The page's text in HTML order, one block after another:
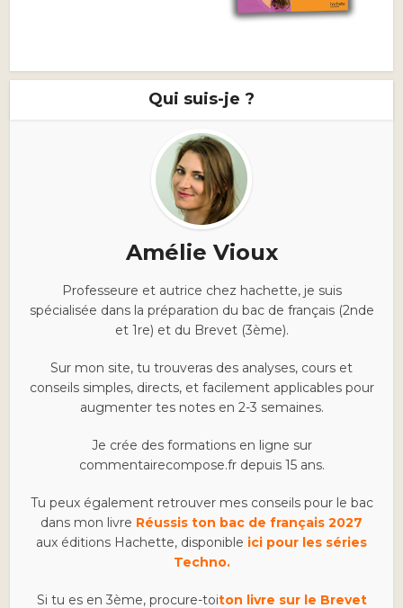
Qui suis-je ?
Amélie Vioux
Professeure et autrice chez hachette, je suis
spécialisée dans la préparation du bac de français (2nde
et 1re) et du Brevet (3ème).
Sur mon site, tu trouveras des analyses, cours et
conseils simples, directs, et facilement applicables pour
augmenter tes notes en 2-3 semaines.
Je crée des formations en ligne sur
commentairecompose.fr depuis 15 ans.
Tu peux également retrouver mes conseils pour le bac
dans mon livre Réussis ton bac de français 2027
aux éditions Hachette, disponible ici pour les séries
Techno.
Si tu es en 3ème, procure-toiton livre sur le Brevet